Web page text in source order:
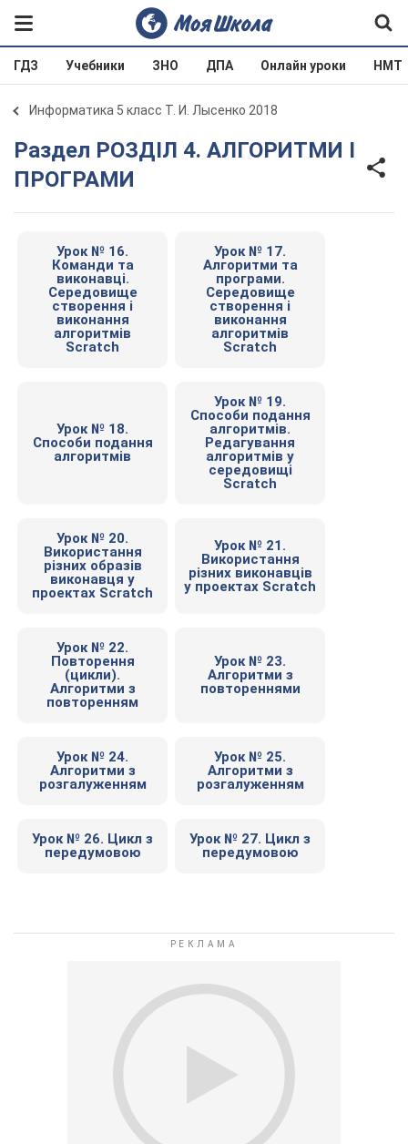
ГДЗ Учебники ЗНО ДПА Онлайн уроки НМТ
Информатика 5 класс Т. И. Лысенко 2018
Раздел РОЗДІЛ 4. АЛГОРИТМИ І
ПРОГРАМИ
Урок № 16.
Команди та
виконавці.
Середовище
створення і
виконання
алгоритмів
Scratch
Урок № 17.
Алгоритми та
програми.
Середовище
створення і
виконання
алгоритмів
Scratch
Урок № 18.
Способи подання
алгоритмів
Урок № 19.
Способи подання
алгоритмів.
Редагування
алгоритмів у
середовищі
Scratch
Урок № 20.
Використання
різних образів
виконавця у
проектах Scratch
Урок № 21.
Використання
різних виконавців
у проектах Scratch
Урок № 22.
Повторення
(цикли).
Алгоритми з
повторенням
Урок № 23.
Алгоритми з
повтореннями
Урок № 24.
Алгоритми з
розгалуженням
Урок № 25.
Алгоритми з
розгалуженням
Урок № 26. Цикл з
передумовою
Урок № 27. Цикл з
передумовою